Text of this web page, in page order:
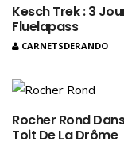
Kesch Trek : 3
Fluelapass
CARNETSDERANDO
Rocher Rond
Toit De La Drôme